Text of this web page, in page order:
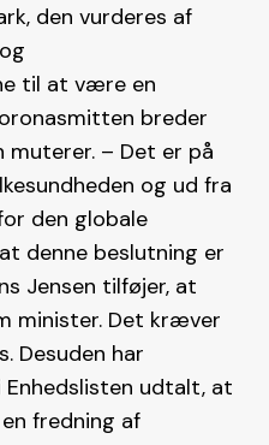
den vurderes af
til at være en
breder
muterer. – Det er på
og ud fra
den globale
denne beslutning er
Jensen tilføjer, at
minister. Det kræver
Desuden har
udtalt, at
fredning af